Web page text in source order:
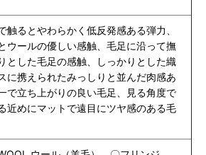
触るとやわらかく低反発感ある弾力、
ウールの優しい感触、毛足に沿って撫
とした毛足の感触 、しっかりとした織
に携えられたみっしりと並んだ肉感あ
で立ち上がりの良い毛足、見る角度で
近めにマットで遠目にツヤ感のある毛